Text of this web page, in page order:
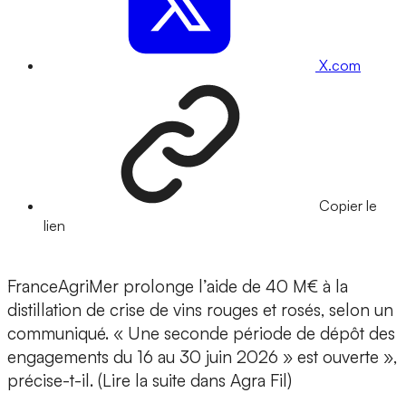
X.com
Copier le
lien
FranceAgriMer prolonge l’aide de 40 M€ à la
distillation de crise de vins rouges et rosés, selon un
communiqué. « Une seconde période de dépôt des
engagements du 16 au 30 juin 2026 » est ouverte »,
précise-t-il. (Lire la suite dans Agra Fil)